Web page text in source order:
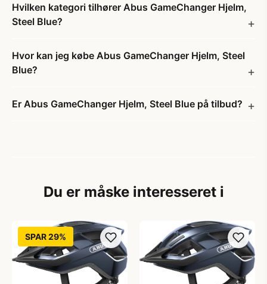
Hvilken kategori tilhører Abus GameChanger Hjelm,
Steel Blue?
Hvor kan jeg købe Abus GameChanger Hjelm, Steel
Blue?
Er Abus GameChanger Hjelm, Steel Blue på tilbud?
Du er måske interesseret i
SPAR 29%